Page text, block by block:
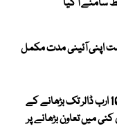
سامنے آ گیا
اپنی آئینی مدت مکمل
پاکستان اور ایران کا دوطرفہ تجارت 10 ارب ڈالر تک بڑھانے کے
میں تعاون بڑھانے پر